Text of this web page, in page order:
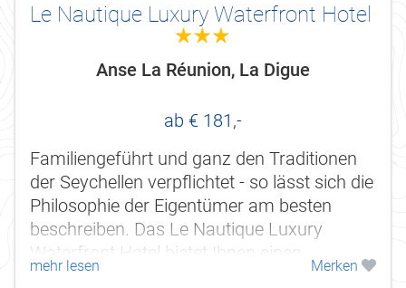
Le Nautique Luxury Waterfront Hotel
3.0
Anse La Réunion, La Digue
ab € 181,-
Familiengeführt und ganz den Traditionen
der Seychellen verpflichtet - so lässt sich die
Philosophie der Eigentümer am besten
beschreiben. Das Le Nautique Luxury
Waterfront Hotel bietet Ihnen einen
traumhaften Urlaub in einer...
mehr lesen Merken